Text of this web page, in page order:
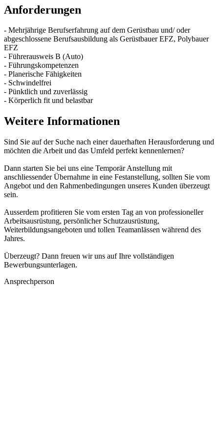
Anforderungen
- Mehrjährige Berufserfahrung auf dem Gerüstbau und/ oder
abgeschlossene Berufsausbildung als Gerüstbauer EFZ, Polybauer
EFZ
- Führerausweis B (Auto)
- Führungskompetenzen
- Planerische Fähigkeiten
- Schwindelfrei
- Pünktlich und zuverlässig
- Körperlich fit und belastbar
Weitere Informationen
Sind Sie auf der Suche nach einer dauerhaften Herausforderung und
möchten die Arbeit und das Umfeld perfekt kennenlernen?
Dann starten Sie bei uns eine Temporär Anstellung mit
anschliessender Übernahme in eine Festanstellung, sollten Sie vom
Angebot und den Rahmenbedingungen unseres Kunden überzeugt
sein.
Ausserdem profitieren Sie vom ersten Tag an von professioneller
Arbeitsausrüstung, persönlicher Schutzausrüstung,
Weiterbildungsangeboten und tollen Teamanlässen während des
Jahres.
Überzeugt? Dann freuen wir uns auf Ihre vollständigen
Bewerbungsunterlagen.
Ansprechperson